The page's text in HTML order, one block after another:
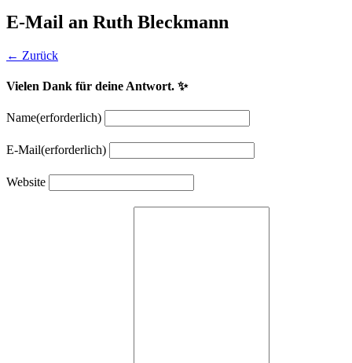
E-Mail an Ruth Bleckmann
← Zurück
Vielen Dank für deine Antwort. ✨
Name(erforderlich)
E-Mail(erforderlich)
Website